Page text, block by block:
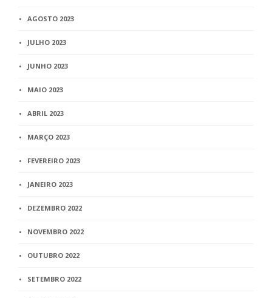
AGOSTO 2023
JULHO 2023
JUNHO 2023
MAIO 2023
ABRIL 2023
MARÇO 2023
FEVEREIRO 2023
JANEIRO 2023
DEZEMBRO 2022
NOVEMBRO 2022
OUTUBRO 2022
SETEMBRO 2022